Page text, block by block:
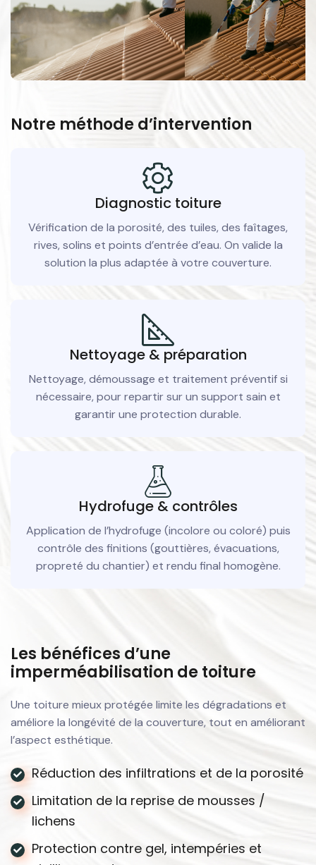
Notre méthode d’intervention
Diagnostic toiture
Vérification de la porosité, des tuiles, des faîtages,
rives, solins et points d’entrée d’eau. On valide la
solution la plus adaptée à votre couverture.
Nettoyage & préparation
Nettoyage, démoussage et traitement préventif si
nécessaire, pour repartir sur un support sain et
garantir une protection durable.
Hydrofuge & contrôles
Application de l’hydrofuge (incolore ou coloré) puis
contrôle des finitions (gouttières, évacuations,
propreté du chantier) et rendu final homogène.
Les bénéfices d’une
imperméabilisation de toiture
Une toiture mieux protégée limite les dégradations et
améliore la longévité de la couverture, tout en améliorant
l’aspect esthétique.
Réduction des infiltrations et de la porosité
Limitation de la reprise de mousses /
lichens
Protection contre gel, intempéries et